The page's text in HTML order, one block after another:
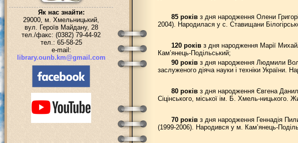
Як нас знайти:
29000, м. Хмельницький,
вул. Героїв Майдану, 28
тел./факс: (0382) 79-44-92
тел.: 65-58-25
e-mail:
library.ounb.km@gmail.com
85 роківз дня народження Олени
2004). Народилася у с. Ставищани
120 роківз дня народження Марії
Кам’янець-Подільський;
90 роківз дня народження Людмили
заслуженого діяча науки і техніки України.
80 роківз дня народження Євгена
Сіцінського, міської ім. Б. Хмель-ницького.
70 роківз дня народження Геннадія
(1999-2006). Народився у м. Кам’янець-